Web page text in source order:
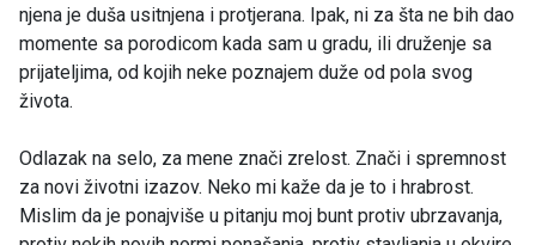
njena je duša usitnjena i protjerana. Ipak, ni za šta ne bih dao
momente sa porodicom kada sam u gradu, ili druženje sa
prijateljima, od kojih neke poznajem duže od pola svog
života.
Odlazak na selo, za mene znači zrelost. Znači i spremnost
za novi životni izazov. Neko mi kaže da je to i hrabrost.
Mislim da je ponajviše u pitanju moj bunt protiv ubrzavanja,